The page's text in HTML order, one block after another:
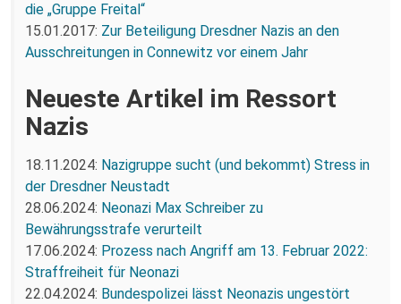
die „Gruppe Freital“
15.01.2017: Zur Beteiligung Dresdner Nazis an den
Ausschreitungen in Connewitz vor einem Jahr
Neueste Artikel im Ressort
Nazis
18.11.2024: Nazigruppe sucht (und bekommt) Stress in
der Dresdner Neustadt
28.06.2024: Neonazi Max Schreiber zu
Bewährungsstrafe verurteilt
17.06.2024: Prozess nach Angriff am 13. Februar 2022:
Straffreiheit für Neonazi
22.04.2024: Bundespolizei lässt Neonazis ungestört